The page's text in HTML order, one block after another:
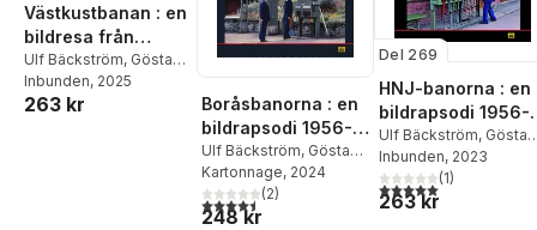
Västkustbanan : en
bildresa från
Göteborg till
Hallandsås 1960-
2010
Ulf Bäckström, Gösta
Carlsson, Stig
Johansson
Inbunden, 2025
263 kr
Boråsbanorna : en
bildrapsodi 1956-
1989
Ulf Bäckström, Gösta
Carlsson,Lars
Hagström,
Johansson
Kartonnage, 2024
4,5utav 5 stjärnor. Totalt antal röster:
(2)
248 kr
Del 269
HNJ-banorna : en
bildrapsodi 1956-
1989
Ulf Bäckström, Gösta
Carlsson
Inbunden, 2023
5,0utav 5 stjärnor.
(1)
263 kr